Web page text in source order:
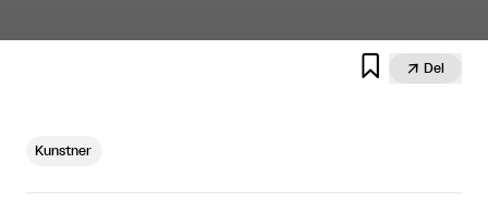
  Del
Kunstner